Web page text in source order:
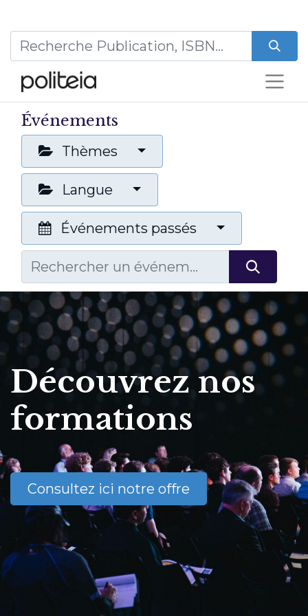
Événements
Thèmes
Langue
Événements passés
Découvrez nos
formations
Consultez ici notre offre